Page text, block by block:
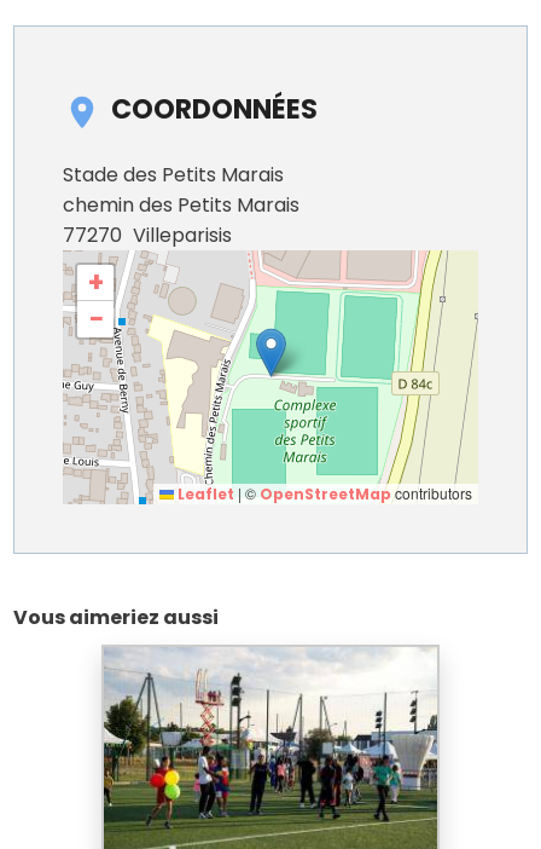
COORDONNÉES
Stade des Petits Marais
chemin des Petits Marais
77270 Villeparisis
+
−
Leaflet|© OpenStreetMapcontributors
Vous aimeriez aussi